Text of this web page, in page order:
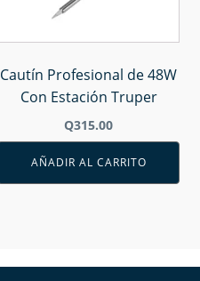
Cautín Profesional de 48W
Con Estación Truper
Q315.00
AÑADIR AL CARRITO